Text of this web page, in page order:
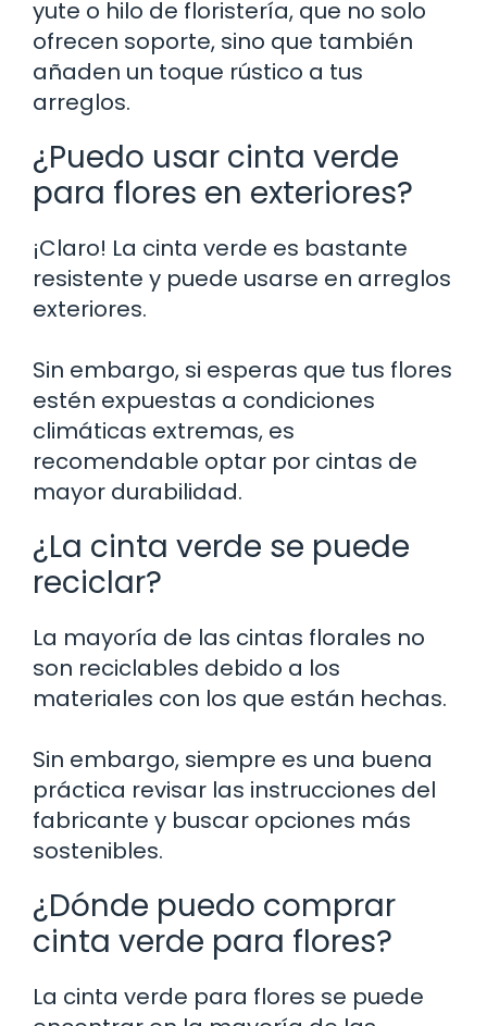
yute o hilo de floristería, que no solo
ofrecen soporte, sino que también
añaden un toque rústico a tus
arreglos.
¿Puedo usar cinta verde
para flores en exteriores?
¡Claro! La cinta verde es bastante
resistente y puede usarse en arreglos
exteriores.
Sin embargo, si esperas que tus flores
estén expuestas a condiciones
climáticas extremas, es
recomendable optar por cintas de
mayor durabilidad.
¿La cinta verde se puede
reciclar?
La mayoría de las cintas florales no
son reciclables debido a los
materiales con los que están hechas.
Sin embargo, siempre es una buena
práctica revisar las instrucciones del
fabricante y buscar opciones más
sostenibles.
¿Dónde puedo comprar
cinta verde para flores?
La cinta verde para flores se puede